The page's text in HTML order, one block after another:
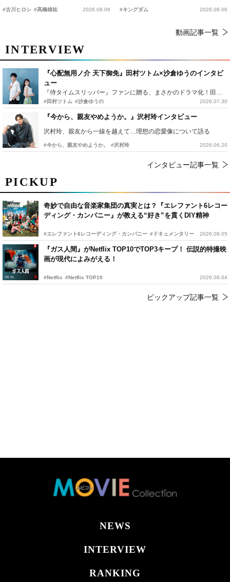
PICKUP
奇妙で自由な音楽家集団の真実とは？『エレファント6レコー
ディング・カンパニー』が教える“好き”を貫くDIY精神
#エレファント6レコーディング・カンパニー #ドキュメンタリー 2026.08.05
『ガス人間』がNetflix TOP10でTOP3キープ！ 伝説的特撮映
画が現代によみがえる！
#Netflix #Netflix TOP10 2026.08.04
ピックアップ記事一覧
#古川ヒロシ #髙橋雄祐 2026.08.06 #キングダム 2026.08.06
動画記事一覧
INTERVIEW
『心配無用ノ介 天下御免』田村ツトム×沙倉ゆうのインタビ
ュー
『侍タイムスリッパー』ファンに贈る、まさかのドラマ化！田村ツトム×沙倉ゆうのが語る『心配無用ノ介』撮影秘話
#田村ツトム #沙倉ゆうの 2026.07.30
『今から、親友やめようか。』沢村玲インタビュー
沢村玲、親友から一線を越えて…理想の恋愛像について語る
#今から、親友やめようか。 #沢村玲 2026.06.20
インタビュー記事一覧
NEWS
INTERVIEW
RANKING